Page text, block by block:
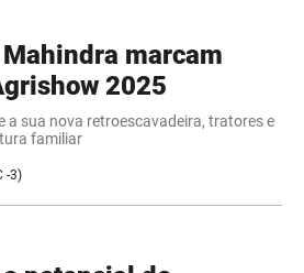
marcam
2025
a sua nova retroescavadeira, tratores e
familiar
-3)